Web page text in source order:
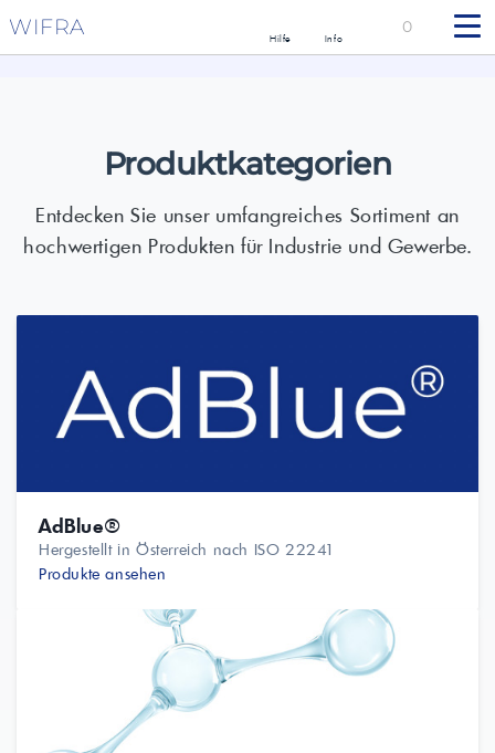
WIFRA Hilfe Info
0
Produktkategorien
Entdecken Sie unser umfangreiches Sortiment an
hochwertigen Produkten für Industrie und Gewerbe.
AdBlue®
Hergestellt in Österreich nach ISO 22241
Produkte ansehen